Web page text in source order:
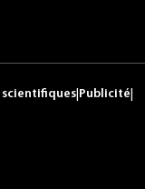
scientifiques Publicité